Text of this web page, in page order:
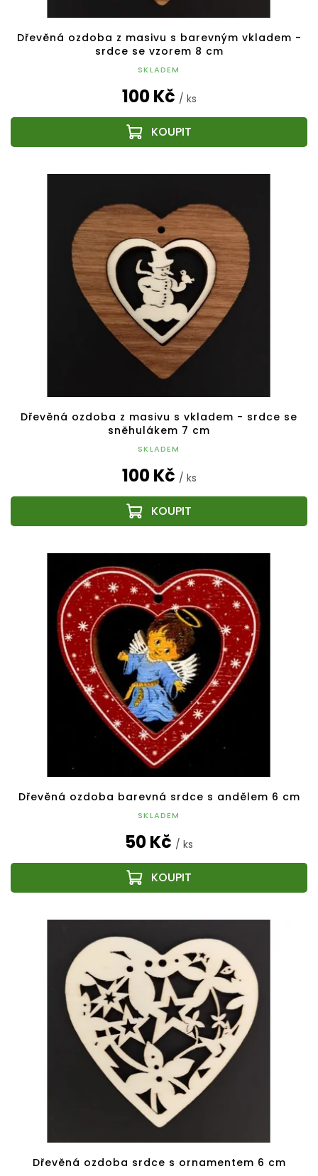
Dřevěná ozdoba z masivu s barevným vkladem -
srdce se vzorem 8 cm
SKLADEM
100 Kč / ks
Dřevěná ozdoba z masivu s vkladem - srdce se
sněhulákem 7 cm
SKLADEM
100 Kč / ks
Dřevěná ozdoba barevná srdce s andělem 6 cm
SKLADEM
50 Kč / ks
Dřevěná ozdoba srdce s ornamentem 6 cm